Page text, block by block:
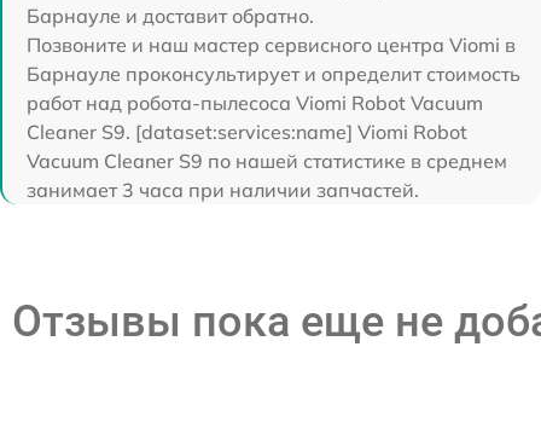
Барнауле и доставит обратно.
Позвоните и наш мастер сервисного центра Viomi в
Барнауле проконсультирует и определит стоимость
работ над робота-пылесоса Viomi Robot Vacuum
Cleaner S9. [dataset:services:name] Viomi Robot
Vacuum Cleaner S9 по нашей статистике в среднем
занимает 3 часа при наличии запчастей.
Отзывы пока еще не